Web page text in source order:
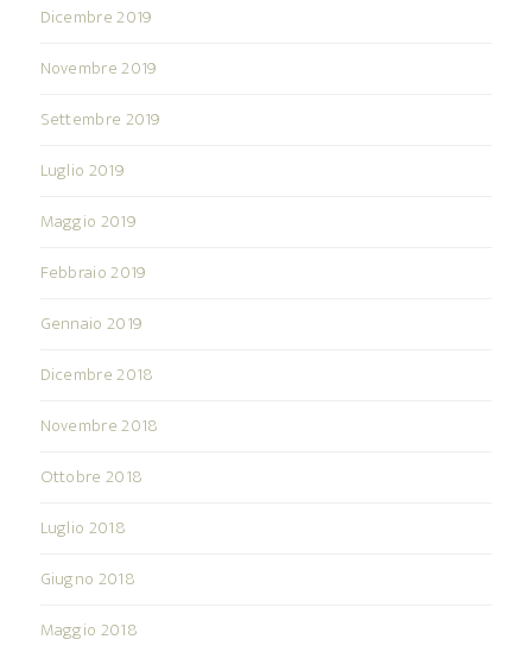
Dicembre 2019
Novembre 2019
Settembre 2019
Luglio 2019
Maggio 2019
Febbraio 2019
Gennaio 2019
Dicembre 2018
Novembre 2018
Ottobre 2018
Luglio 2018
Giugno 2018
Maggio 2018